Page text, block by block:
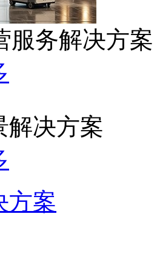
服务解决方案
解决方案
方案